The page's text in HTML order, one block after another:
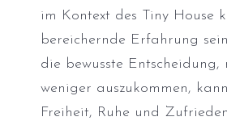
im Kontext des Tiny House
bereichernde Erfahrung
die bewusste Entscheidung,
weniger auszukommen,
Freiheit, Ruhe und